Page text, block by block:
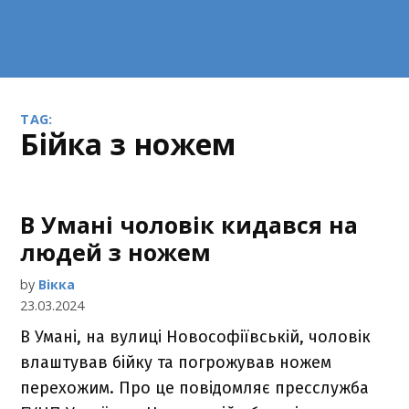
TAG:
бійка з ножем
В Умані чоловік кидався на
людей з ножем
by Вікка
23.03.2024
В Умані, на вулиці Новософіївській, чоловік
влаштував бійку та погрожував ножем
перехожим. Про це повідомляє пресслужба